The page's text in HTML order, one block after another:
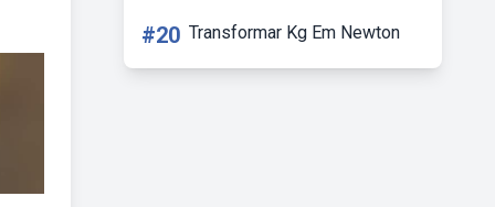
#20 Transformar Kg Em Newton